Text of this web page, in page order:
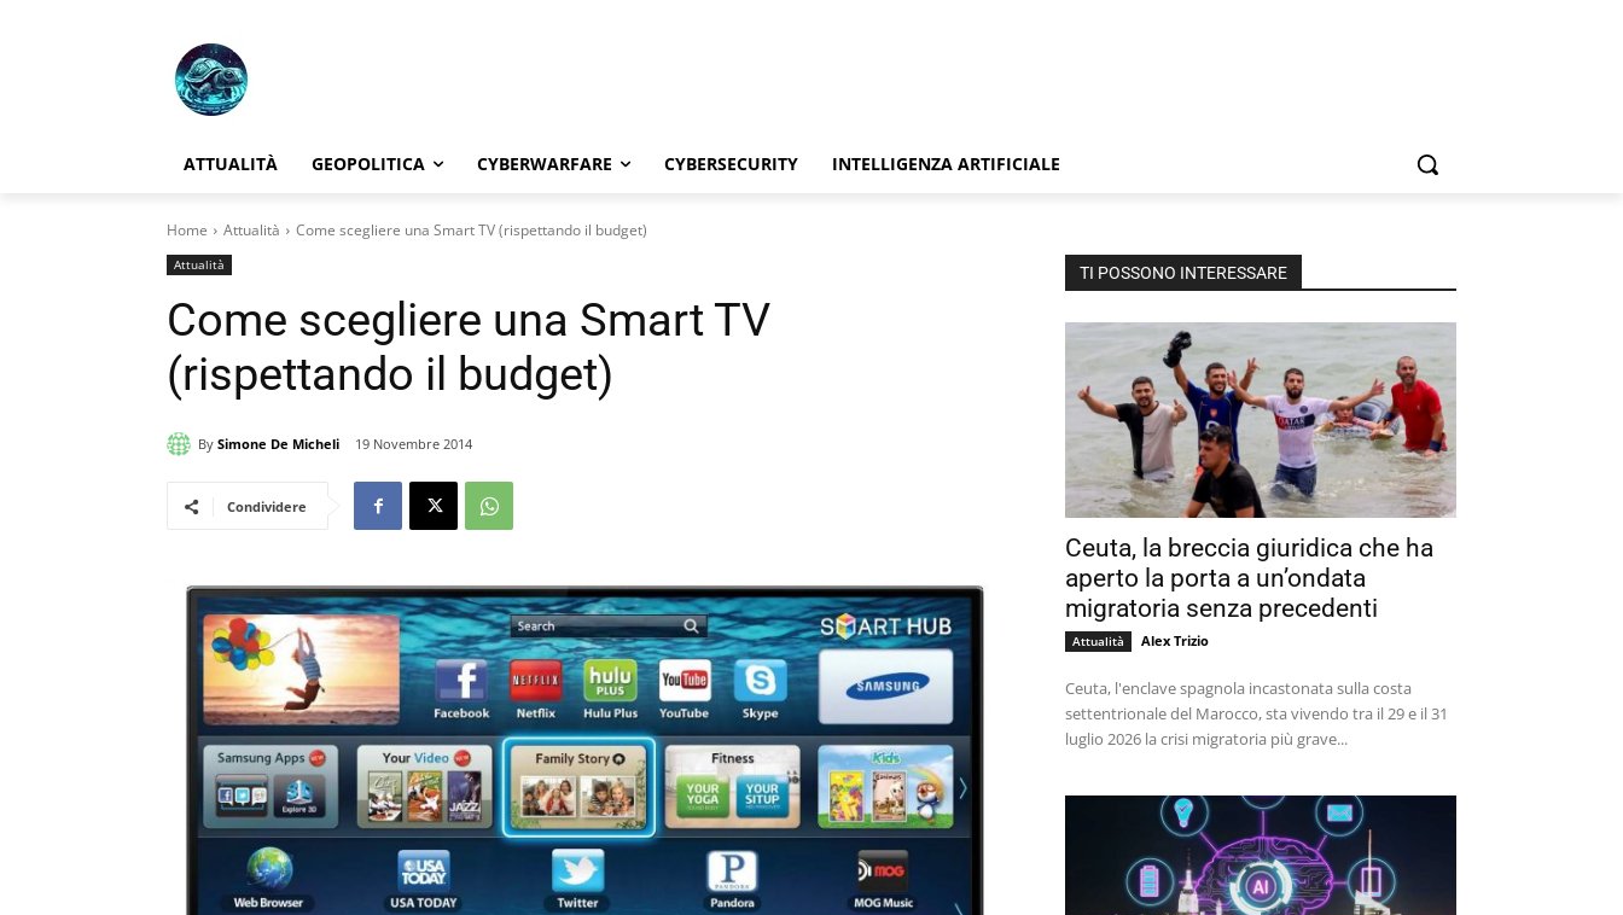
ATTUALITÀ GEOPOLITICA CYBERWARFARE CYBERSECURITY INTELLIGENZA ARTIFICIALE
Home Attualità Come scegliere una Smart TV (rispettando il budget)
Attualità
Come scegliere una Smart TV
(rispettando il budget)
By Simone De Micheli 19 Novembre 2014
Condividere
TI POSSONO INTERESSARE
Ceuta, la breccia giuridica che ha
aperto la porta a un’ondata
migratoria senza precedenti
Attualità Alex Trizio
Ceuta, l'enclave spagnola incastonata sulla costa
settentrionale del Marocco, sta vivendo tra il 29 e il 31
luglio 2026 la crisi migratoria più grave...